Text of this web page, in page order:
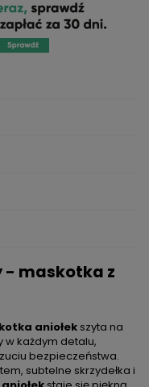
płatności
- maskotka z
aniołek szyta na
każdym detalu,
bezpieczeństwa.
subtelne skrzydełka i